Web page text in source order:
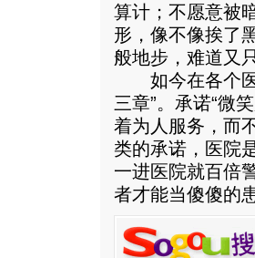
算计；不愿意被
形，像不像挨了
般地步，难道又
如今在各个医
三章”。承诺“微
着为人服务，而
类的承诺，医院
一进医院就百倍
者才能当傻傻的